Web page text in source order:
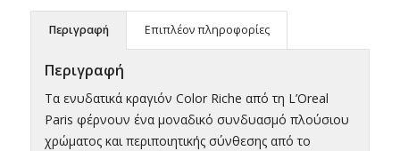
Περιγραφή Επιπλέον πληροφορίες
Περιγραφή
Tα ενυδατικά κραγιόν Color Riche από τη L’Oreal
Paris φέρνουν ένα μοναδικό συνδυασμό πλούσιου
χρώματος και περιποιητικής σύνθεσης από το